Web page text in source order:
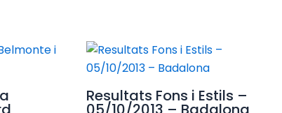
Resultats Fons i Estils –